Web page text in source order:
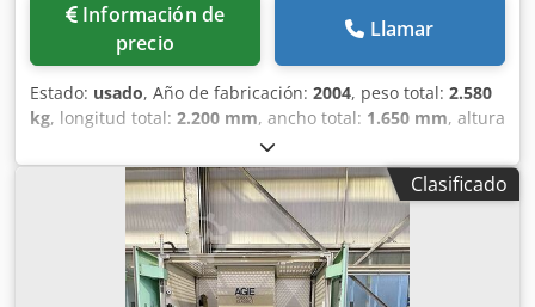
Información de
precio
Llamar
Estado: usado, Año de fabricación: 2004, peso total: 2.580
kg, longitud total: 2.200 mm, ancho total: 1.650 mm, altura
, AGIE AGIECUT PROGRESS 2 Máquina de
electroerosión por hilo Altura de la pieza: aprox. 250 mm
Chedpjy S Ni Esfx Amrsa Peso de la pieza: aprox. 400–500
kg Tamaño de la mesa: aprox. 600 x 400 mm Tensión de
alimentación 3 × 400 V, frecuencia 50 Hz, potencia 12,1
kVA, corriente nominal 17,5 A, corriente de cortocircuito 10
kA. Tecnología de electroerosión por hilo, avance
Clasificado